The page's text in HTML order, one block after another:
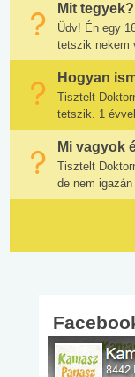
Mit tegyek?
Üdv! Én egy
tetszik nekem
Hogyan
Tisztelt
tetszik. 1
Mi vagyok
Tisztelt
de nem